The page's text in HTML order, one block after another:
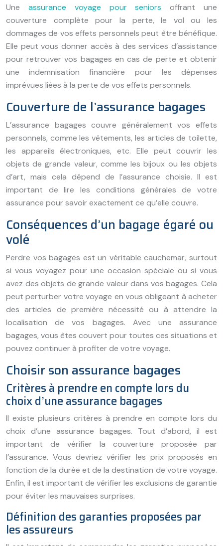
Une assurance voyage pour seniors offrant une
couverture complète pour la perte, le vol ou les
dommages de vos effets personnels peut être bénéfique.
Elle peut vous donner accès à des services d’assistance
pour retrouver vos bagages en cas de perte et obtenir
une indemnisation financière pour les dépenses
imprévues liées à la perte de vos effets personnels.
Couverture de l’assurance bagages
L’assurance bagages couvre généralement vos effets
personnels, comme les vêtements, les articles de toilette,
les appareils électroniques, etc. Elle peut couvrir les
objets de grande valeur, comme les bijoux ou les objets
d’art, mais cela dépend de l’assurance choisie. Il est
important de lire les conditions générales de votre
assurance pour savoir exactement ce qu’elle couvre.
Conséquences d’un bagage égaré ou
volé
Perdre vos bagages est un véritable cauchemar, surtout
si vous voyagez pour une occasion spéciale ou si vous
avez des objets de grande valeur dans vos bagages. Cela
peut perturber votre voyage en vous obligeant à acheter
desarticles de première nécessité ou à attendre la
localisation de vos bagages. Avec une assurance
bagages, vous êtes couvert pour toutes ces situations et
pouvez continuer à profiter de votre voyage.
Choisir son assurance bagages
Critères à prendre en compte lors du
choix d’une assurance bagages
Il existe plusieurs critères à prendre en compte lors du
choix d’une assurance bagages. Tout d’abord, il est
important de vérifier la couverture proposée par
l’assurance. Vous devriez vérifier les prix proposés en
fonction de la durée et de la destination de votre voyage.
Enfin, il est important de vérifier les exclusions de garantie
pour éviter les mauvaises surprises.
Définition des garanties proposées par
les assureurs